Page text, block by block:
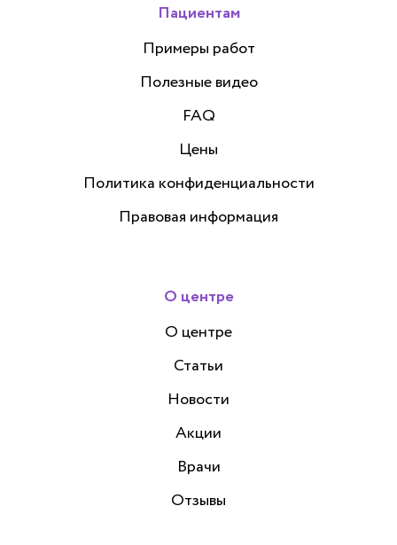
Пациентам
Примеры работ
Полезные видео
FAQ
Цены
Политика конфиденциальности
Правовая информация
О центре
О центре
Статьи
Новости
Акции
Врачи
Отзывы